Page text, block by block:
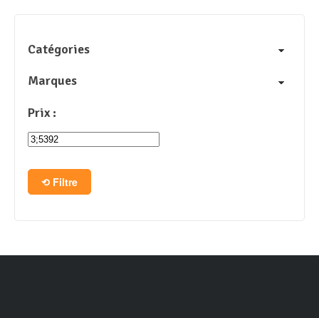
Catégories
Marques
Prix :
Filtre